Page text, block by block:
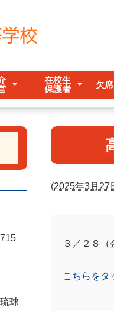
リシー
在校生
保護者
年間行事予定
シラバス
欠
(2025年3月27
３／２８（
こちらをタ
球